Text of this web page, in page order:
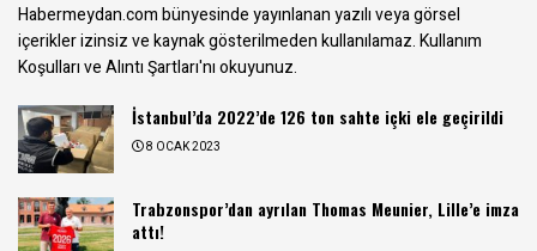
Habermeydan.com bünyesinde yayınlanan yazılı veya görsel
içerikler izinsiz ve kaynak gösterilmeden kullanılamaz.Kullanım
Koşulları ve Alıntı Şartları'nı okuyunuz.
İstanbul’da 2022’de 126 ton sahte içki ele geçirildi
8 OCAK 2023
Trabzonspor’dan ayrılan Thomas Meunier, Lille’e imza
attı!